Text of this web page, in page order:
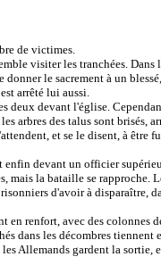
de victimes.
visiter les tranchées.
le sacrement à un
arrêté lui aussi.
deux devant l'église.
arbres des talus sont brisés,
et se le disent, à être
enfin devant un officier
mais la bataille se rapproche.
d'avoir à disparaître,
en renfort, avec des colonnes
dans les décombres tiennent
Allemands gardent la sortie,